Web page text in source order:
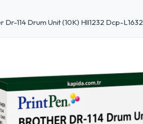
Dr-114 Drum Unit (10K) Hll1232 Dcp-L1632